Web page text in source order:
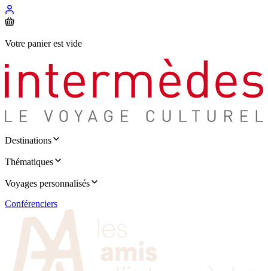
Votre panier est vide
Destinations
Thématiques
Voyages personnalisés
Conférenciers